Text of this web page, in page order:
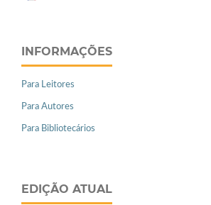
INFORMAÇÕES
Para Leitores
Para Autores
Para Bibliotecários
EDIÇÃO ATUAL